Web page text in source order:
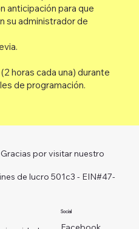
anticipación para que
su administrador de
horas cada una) durante
de programación.
por visitar nuestro
de lucro 501c3 - EIN#47-
Social